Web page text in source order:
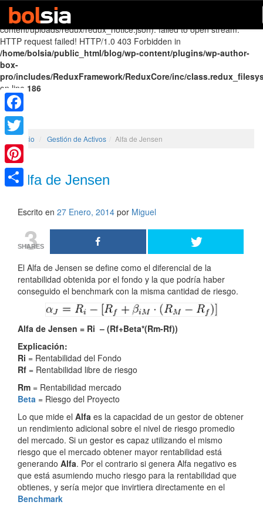
Warning: file_get_contents(http://www.reduxframework.com/wp-
content/uploads/redux/redux_notice.json): failed to open stream:
HTTP request failed! HTTP/1.0 403 Forbidden in
/home/bolsia/public_html/blog/wp-content/plugins/wp-author-
box-
pro/includes/ReduxFramework/ReduxCore/inc/
on line 186
Inicio / Gestión de Activos / Alfa de Jensen
Alfa de Jensen
Escrito en 27 Enero, 2014 por Miguel
3
SHARES
El Alfa de Jensen se define como el diferencial de la
rentabilidad obtenida por el fondo y la que podría haber
conseguido el benchmark con la misma cantidad de riesgo.
Alfa de Jensen = Ri – (Rf+Beta*(Rm-Rf))
Explicación:
Ri = Rentabilidad del Fondo
Rf = Rentabilidad libre de riesgo
Rm = Rentabilidad mercado
Beta = Riesgo del Proyecto
Lo que mide el Alfa es la capacidad de un gestor de obtener
un rendimiento adicional sobre el nivel de riesgo promedio
del mercado. Si un gestor es capaz utilizando el mismo
riesgo que el mercado obtener mayor rentabilidad está
generando Alfa. Por el contrario si genera Alfa negativo es
que está asumiendo mucho riesgo para la rentabilidad que
obtienes, y sería mejor que invirtiera directamente en el
Benchmark
Facebook
Twitter
Pinterest